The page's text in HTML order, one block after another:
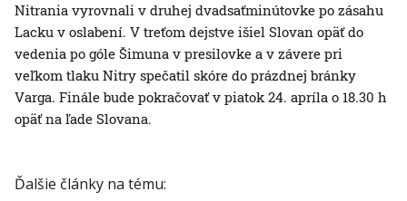
Nitrania vyrovnali v druhej dvadsaťminútovke po zásahu
Lacku v oslabení. V treťom dejstve išiel Slovan opäť do
vedenia po góle Šimuna v presilovke a v závere pri
veľkom tlaku Nitry spečatil skóre do prázdnej bránky
Varga. Finále bude pokračovať v piatok 24. apríla o 18.30 h
opäť na ľade Slovana.
Ďalšie články na tému: